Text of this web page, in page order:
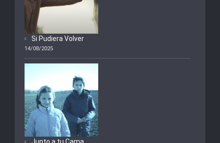
Si Pudiera Volver
14/08/2025